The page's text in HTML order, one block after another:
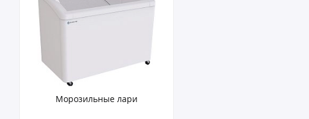
Морозильные лари